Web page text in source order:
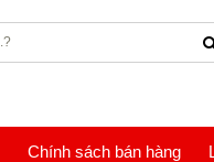
Chính sách bán hàng